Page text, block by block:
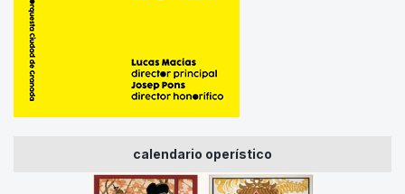
calendario operístico